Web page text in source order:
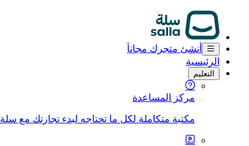
أنشئ متجرك مجاناَ
الرئيسية
التعليم
مركز المساعدة
مكتبة متكاملة لكل ما تحتاجه لبدء تجارتك مع سلة